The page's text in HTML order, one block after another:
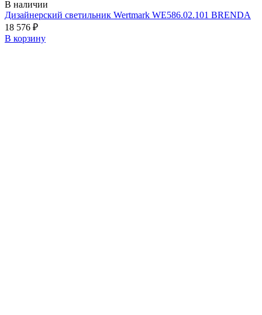
В наличии
Дизайнерский светильник Wertmark WE586.02.101 BRENDA
18 576 ₽
В корзину